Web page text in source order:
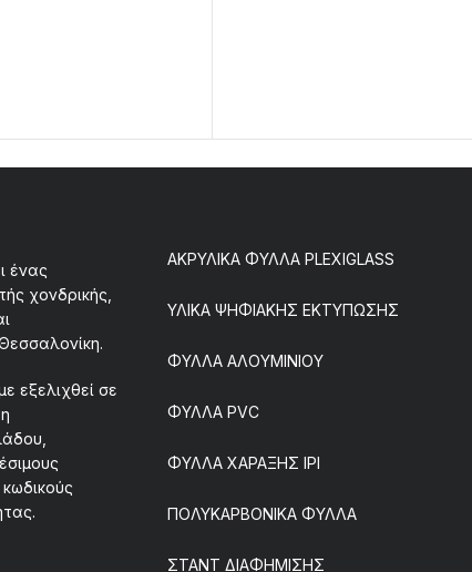
ένας
χονδρικής,
εξελιχθεί σε
ΑΚΡΥΛΙΚΑ ΦΥΛΛΑ PLEXIGLASS
ΥΛΙΚΑ ΨΗΦΙΑΚΗΣ ΕΚΤΥΠΩΣΗΣ
ΦΥΛΛΑ ΑΛΟΥΜΙΝΙΟΥ
ΦΥΛΛΑ PVC
ΦΥΛΛΑ ΧΑΡΑΞΗΣ IPI
ΠΟΛΥΚΑΡΒΟΝΙΚΑ ΦΥΛΛΑ
ΣΤΑΝΤ ΔΙΑΦΗΜΙΣΗΣ